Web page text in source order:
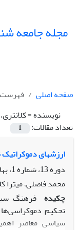
مجله جامعه
صفحه اصلی
فهرست
نویسنده =
تعداد مقالات:
1
ارزشهاى
دوره 13، شماره 1، بهار 1391، صفحه
محمد فاضلى، میترا
چکیده فرهنگ
تحکیم
سیاسى معاصر